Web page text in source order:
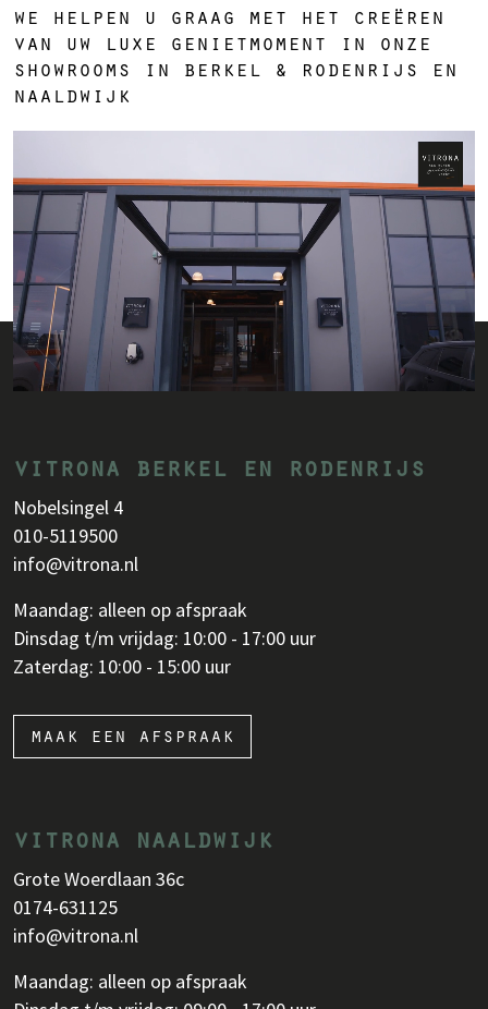
we helpen u graag met het creëren
van uw luxe genietmoment in onze
showrooms in berkel & rodenrijs en
naaldwijk
vitrona berkel en rodenrijs
Nobelsingel 4
010-5119500
info@vitrona.nl
Maandag: alleen op afspraak
Dinsdag t/m vrijdag: 10:00 - 17:00 uur
Zaterdag: 10:00 - 15:00 uur
maak een afspraak
vitrona naaldwijk
Grote Woerdlaan 36c
0174-631125
info@vitrona.nl
Maandag: alleen op afspraak